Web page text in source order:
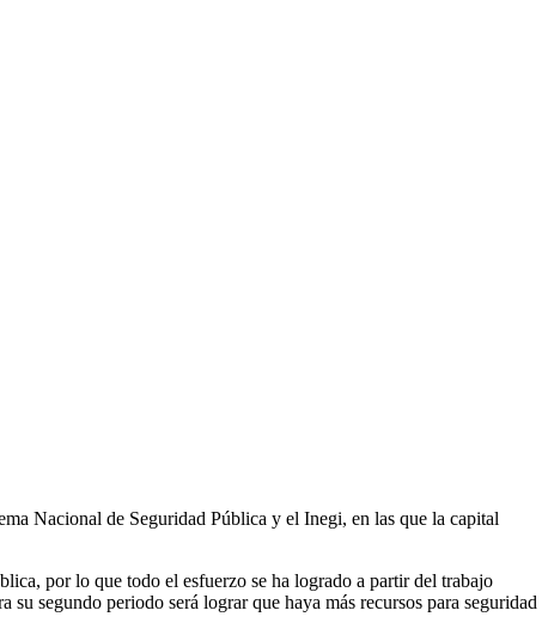
Nacional de Seguridad Pública y el Inegi, en las que la capital
por lo que todo el esfuerzo se ha logrado a partir del trabajo
segundo periodo será lograr que haya más recursos para seguridad